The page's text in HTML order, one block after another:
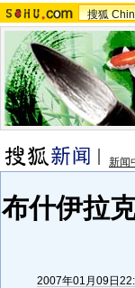
搜狐
新闻
布什伊拉
2007年01月09日